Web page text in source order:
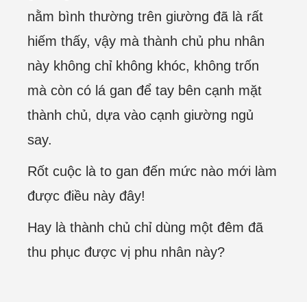
nằm bình thường trên giường đã là rất
hiếm thấy, vậy mà thành chủ phu nhân
này không chỉ không khóc, không trốn
mà còn có lá gan để tay bên cạnh mặt
thành chủ, dựa vào cạnh giường ngủ
say.
Rốt cuộc là to gan đến mức nào mới làm
được điều này đây!
Hay là thành chủ chỉ dùng một đêm đã
thu phục được vị phu nhân này?